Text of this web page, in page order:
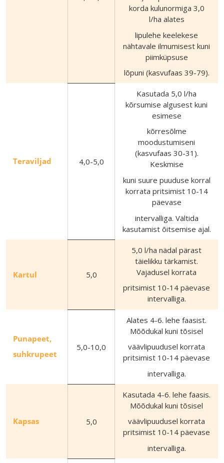
korda kulunormiga 3,0
l/ha alates
lipulehe keelekese
nähtavale ilmumisest kuni
piimküpsuse
lõpuni (kasvufaas 39-79).
Teraviljad 4,0-5,0
Kasutada 5,0 l/ha
kõrsumise algusest kuni
esimese
kõrresõlme
moodustumiseni
(kasvufaas 30-31).
Keskmise
kuni suure puuduse korral
korrata pritsimist 10-14
päevase
intervalliga. Vältida
kasutamist õitsemise ajal.
Kartul 5,0
5,0 l/ha nädal pärast
täielikku tärkamist.
Vajadusel korrata
pritsimist 10-14 päevase
intervalliga.
Punapeet,
suhkrupeet
5,0-10,0
Alates 4-6. lehe faasist.
Mõõdukal kuni tõsisel
väävlipuudusel korrata
pritsimist 10-14 päevase
intervalliga.
Kapsas 5,0
Kasutada 4-6. lehe faasis.
Mõõdukal kuni tõsisel
väävlipuudusel korrata
pritsimist 10-14 päevase
intervalliga.